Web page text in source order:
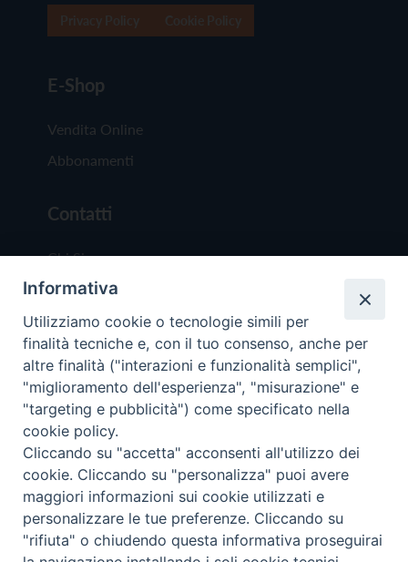
E-Shop
Vendita Online
Abbonamenti
Contatti
Chi Siamo
Redazione
Scrivici
Copyright © 2019 - Tutti i diritti riservati - Vita
Trentina Editrice
Privacy Policy
Torna
Informativa
Utilizziamo cookie o tecnologie simili per
finalità tecniche e, con il tuo consenso, anche per
altre finalità ("interazioni e funzionalità semplici",
"miglioramento dell'esperienza", "misurazione" e
"targeting e pubblicità") come specificato nella
cookie policy.
Cliccando su "accetta" acconsenti all'utilizzo dei
cookie. Cliccando su "personalizza" puoi avere
maggiori informazioni sui cookie utilizzati e
personalizzare le tue preferenze. Cliccando su
"rifiuta" o chiudendo questa informativa proseguirai